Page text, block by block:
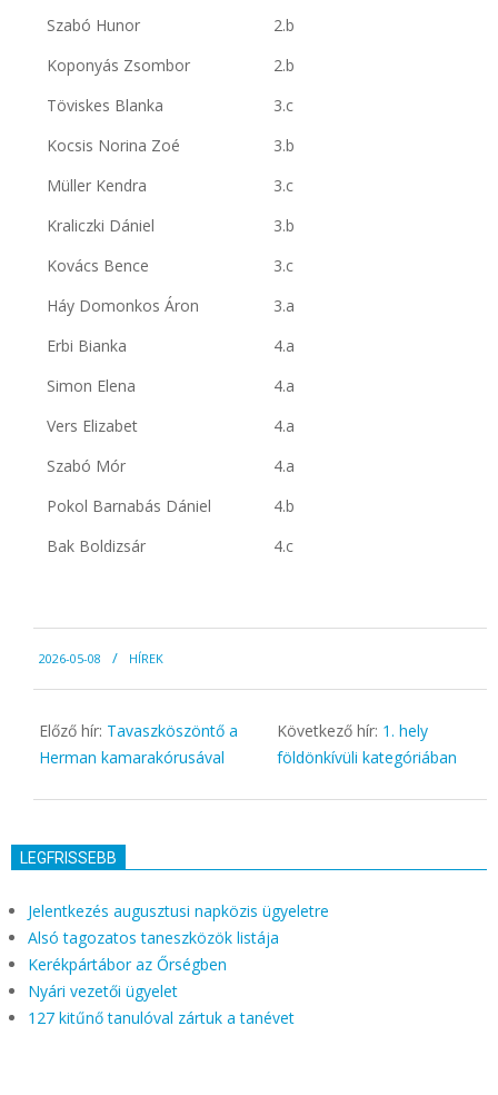
Szabó Hunor
2.b
Koponyás Zsombor
2.b
Töviskes Blanka
3.c
Kocsis Norina Zoé
3.b
Müller Kendra
3.c
Kraliczki Dániel
3.b
Kovács Bence
3.c
Háy Domonkos Áron
3.a
Erbi Bianka
4.a
Simon Elena
4.a
Vers Elizabet
4.a
Szabó Mór
4.a
Pokol Barnabás Dániel
4.b
Bak Boldizsár
4.c
05-
08
2026-05-08 HÍREK
Előző hír: Tavaszköszöntő a
Herman kamarakórusával
Következő hír: 1. hely
földönkívüli kategóriában
LEGFRISSEBB
Jelentkezés augusztusi napközis ügyeletre
Alsó tagozatos taneszközök listája
Kerékpártábor az Őrségben
Nyári vezetői ügyelet
127 kitűnő tanulóval zártuk a tanévet